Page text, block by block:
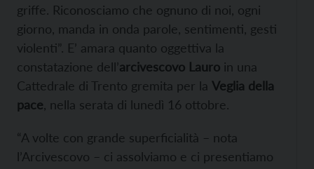
griffe. Riconosciamo che ognuno di noi, ogni
giorno, manda in onda parole, sentimenti, gesti
violenti”. E’ amara quanto oggettiva la
constatazione dell’arcivescovo Lauro in una
Cattedrale di Trento gremita per la Veglia della
pace , nella serata di lunedì 16 ottobre.
“A volte con grande superficialità – nota
l’Arcivescovo – ci assolviamo e ci presentiamo